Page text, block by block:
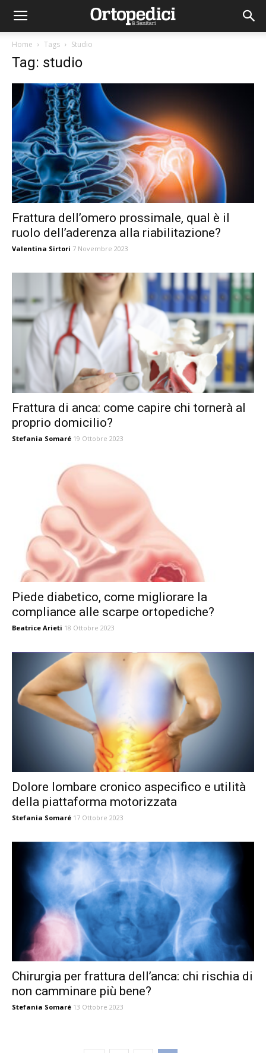
Home Tags Studio
Tag: studio
Frattura dell’omero prossimale, qual è il
ruolo dell’aderenza alla riabilitazione?
Valentina Sirtori 7 Novembre 2023
Frattura di anca: come capire chi tornerà al
proprio domicilio?
Stefania Somaré 19 Ottobre 2023
Piede diabetico, come migliorare la
compliance alle scarpe ortopediche?
Beatrice Arieti 18 Ottobre 2023
Dolore lombare cronico aspecifico e utilità
della piattaforma motorizzata
Stefania Somaré 17 Ottobre 2023
Chirurgia per frattura dell’anca: chi rischia di
non camminare più bene?
Stefania Somaré 13 Ottobre 2023